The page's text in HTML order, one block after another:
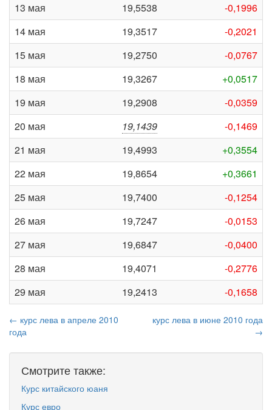
13 мая
19,5538
-0,1996
14 мая
19,3517
-0,2021
15 мая
19,2750
-0,0767
18 мая
19,3267
+0,0517
19 мая
19,2908
-0,0359
20 мая
19,1439
-0,1469
21 мая
19,4993
+0,3554
22 мая
19,8654
+0,3661
25 мая
19,7400
-0,1254
26 мая
19,7247
-0,0153
27 мая
19,6847
-0,0400
28 мая
19,4071
-0,2776
29 мая
19,2413 -0,1658
← курс лева в апреле 2010
года
курс лева в июне 2010 года
→
Смотрите также:
Курс китайского юаня
Курс евро